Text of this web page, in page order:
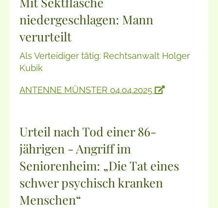
niedergeschlagen: Mann
verurteilt
Als Verteidiger tätig: Rechtsanwalt Holger
Kubik
ANTENNE MÜNSTER 04.04.2025
Urteil nach Tod einer 86-
jährigen - Angriff im
Seniorenheim: „Die Tat eines
schwer psychisch kranken
Menschen“